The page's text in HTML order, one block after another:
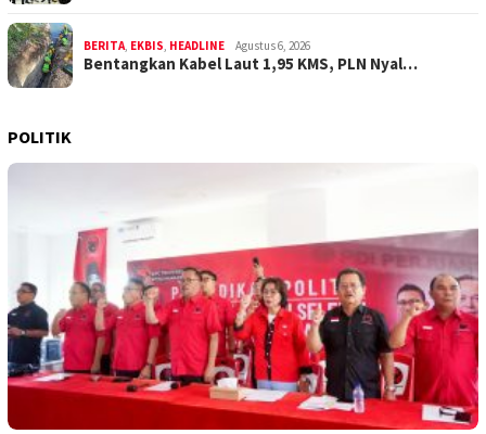
BERITA, EKBIS, HEADLINE Agustus 6, 2026
Bentangkan Kabel Laut 1,95 KMS, PLN Nyal…
POLITIK